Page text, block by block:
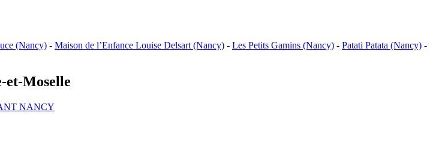
(Nancy) - Maison de l’Enfance Louise Delsart (Nancy) - Les Petits Gamins (Nancy) - Patati Patata (Nancy) -
et-Moselle
NANCY